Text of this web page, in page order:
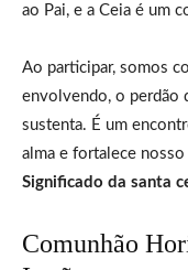
ao Pai, e a Ceia é um
Ao participar, somos
envolvendo, o perdão
sustenta. É um
alma e fortalece
Significado da santa
Comunhão